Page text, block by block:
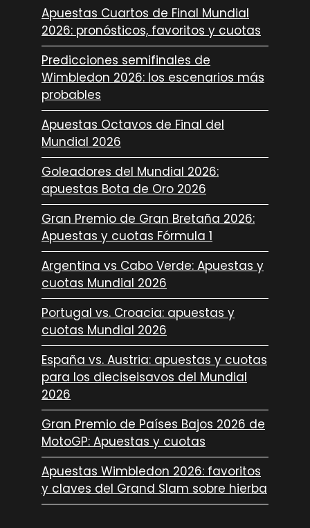
Apuestas Cuartos de Final Mundial
2026: pronósticos, favoritos y cuotas
Predicciones semifinales de
Wimbledon 2026: los escenarios más
probables
Apuestas Octavos de Final del
Mundial 2026
Goleadores del Mundial 2026:
apuestas Bota de Oro 2026
Gran Premio de Gran Bretaña 2026:
Apuestas y cuotas Fórmula 1
Argentina vs Cabo Verde: Apuestas y
cuotas Mundial 2026
Portugal vs. Croacia: apuestas y
cuotas Mundial 2026
España vs. Austria: apuestas y cuotas
para los dieciseisavos del Mundial
2026
Gran Premio de Países Bajos 2026 de
MotoGP: Apuestas y cuotas
Apuestas Wimbledon 2026: favoritos
y claves del Grand Slam sobre hierba